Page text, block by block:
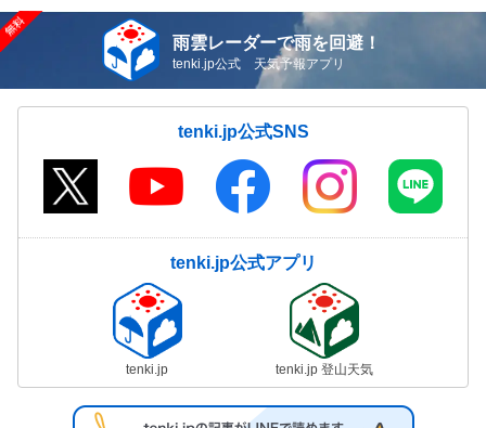
雨雲レーダーで雨を回避！
tenki.jp公式 天気予報アプリ
tenki.jp公式SNS
tenki.jp公式アプリ
tenki.jp tenki.jp 登山天気